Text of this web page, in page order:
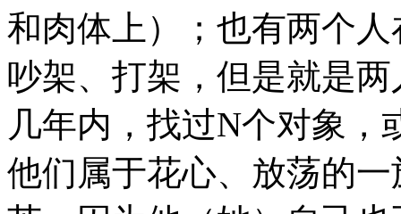
和肉体上）；也有两个
吵架、打架，但是就是
几年内，找过N个对象，
他们属于花心、放荡的